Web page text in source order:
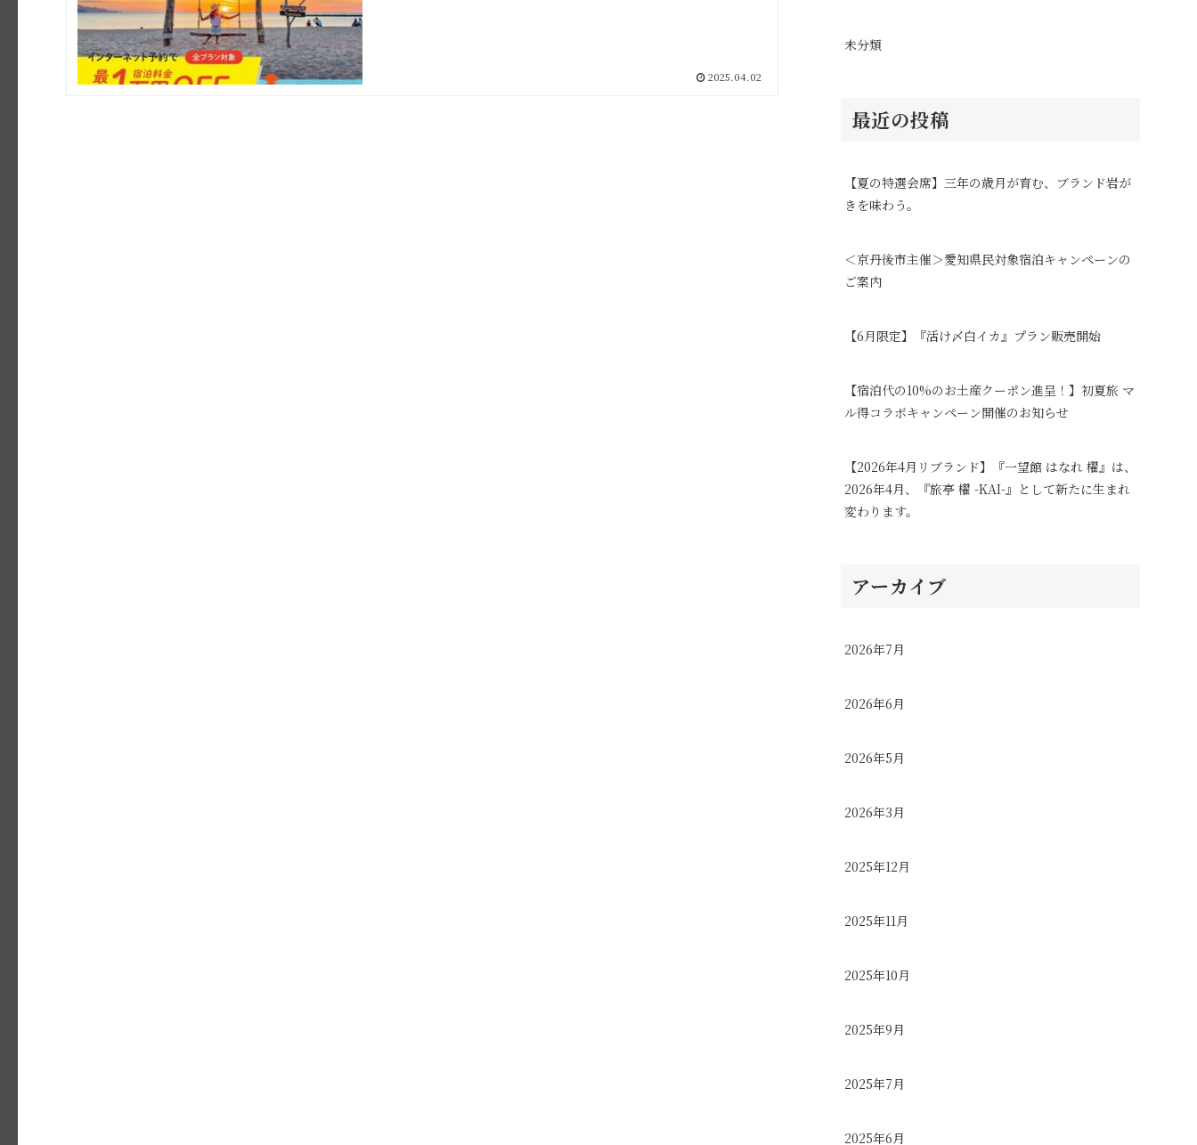
2025.04.02
未分類
最近の投稿
【夏の特選会席】三年の歳月が育む、ブランド岩が
きを味わう。
＜京丹後市主催＞愛知県民対象宿泊キャンペーンの
ご案内
【6月限定】『活け〆白イカ』プラン販売開始
【宿泊代の10%のお土産クーポン進呈！】初夏旅 マ
ル得コラボキャンペーン開催のお知らせ
【2026年4月リブランド】『一望館 はなれ 櫂』は、
2026年4月、『旅亭 櫂 -KAI-』として新たに生まれ
変わります。
アーカイブ
2026年7月
2026年6月
2026年5月
2026年3月
2025年12月
2025年11月
2025年10月
2025年9月
2025年7月
2025年6月